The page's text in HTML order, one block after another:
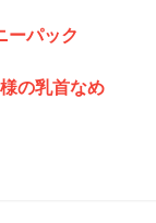
ーパック
の乳首なめ